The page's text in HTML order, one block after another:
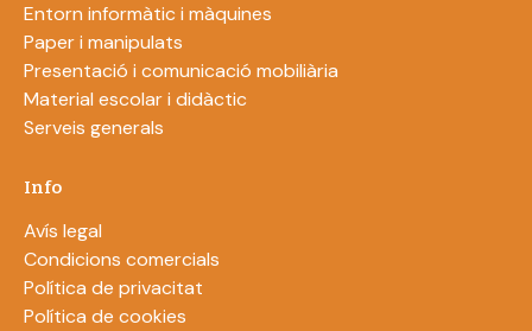
Entorn informàtic i màquines
Paper i manipulats
Presentació i comunicació mobiliària
Material escolar i didàctic
Serveis generals
Info
Avís legal
Condicions comercials
Política de privacitat
Política de cookies